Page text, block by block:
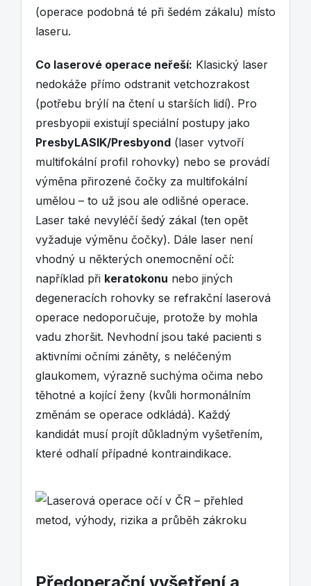
(operace podobná té při šedém zákalu) místo
laseru.
Co laserové operace neřeší: Klasický laser
nedokáže přímo odstranit vetchozrakost
(potřebu brýlí na čtení u starších lidí). Pro
presbyopii existují speciální postupy jako
PresbyLASIK/Presbyond (laser vytvoří
multifokální profil rohovky) nebo se provádí
výměna přirozené čočky za multifokální
umělou – to už jsou ale odlišné operace.
Laser také nevyléčí šedý zákal (ten opět
vyžaduje výměnu čočky). Dále laser není
vhodný u některých onemocnění očí:
například při keratokonu nebo jiných
degeneracích rohovky se refrakční laserová
operace nedoporučuje, protože by mohla
vadu zhoršit. Nevhodní jsou také pacienti s
aktivními očními záněty, s neléčeným
glaukomem, výrazně suchýma očima nebo
těhotné a kojící ženy (kvůli hormonálním
změnám se operace odkládá). Každý
kandidát musí projít důkladným vyšetřením,
které odhalí případné kontraindikace.